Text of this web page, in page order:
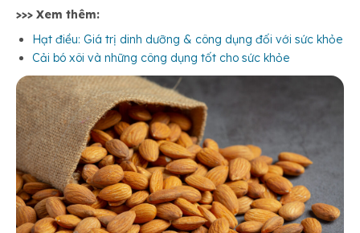
>>> Xem thêm:
Hạt điều: Giá trị dinh dưỡng & công dụng đối với sức khỏe
Cải bó xôi và những công dụng tốt cho sức khỏe